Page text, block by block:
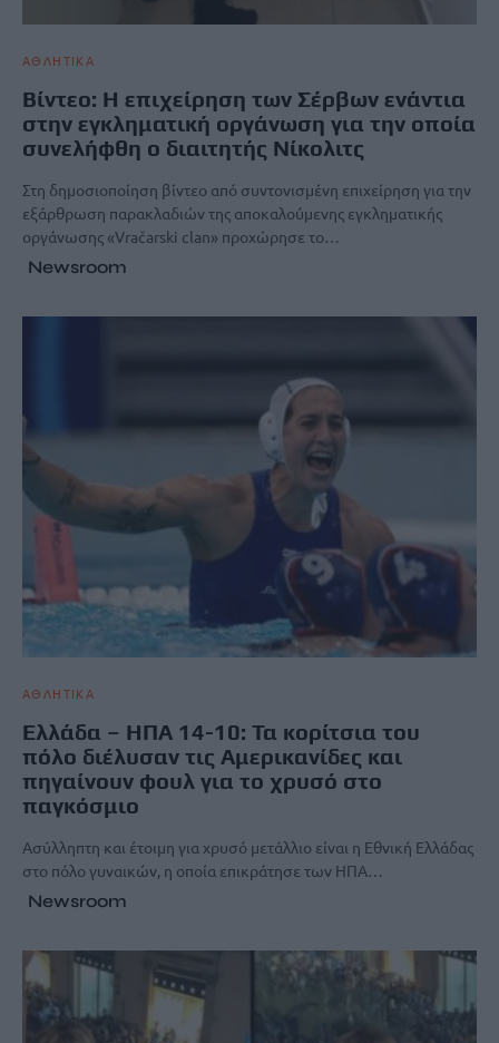
ΑΘΛΗΤΙΚΑ
Bίντεο: Η επιχείρηση των Σέρβων ενάντια
στην εγκληματική οργάνωση για την οποία
συνελήφθη ο διαιτητής Νίκολιτς
Στη δημοσιοποίηση βίντεο από συντονισμένη επιχείρηση για την
εξάρθρωση παρακλαδιών της αποκαλούμενης εγκληματικής
οργάνωσης «Vračarski clan» προχώρησε το…
Newsroom
ΑΘΛΗΤΙΚΑ
Ελλάδα – ΗΠΑ 14-10: Τα κορίτσια του
πόλο διέλυσαν τις Αμερικανίδες και
πηγαίνουν φουλ για το χρυσό στο
παγκόσμιο
Ασύλληπτη και έτοιμη για χρυσό μετάλλιο είναι η Εθνική Ελλάδας
στο πόλο γυναικών, η οποία επικράτησε των ΗΠΑ…
Newsroom